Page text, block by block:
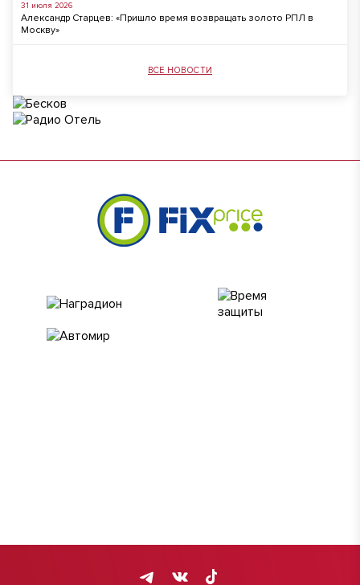
31 июля 2026
Александр Старцев: «Пришло время возвращать золото РПЛ в
Москву»
ВСЕ НОВОСТИ